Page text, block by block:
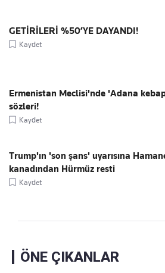
GETİRİLERİ %50’YE DAYANDI!
Kaydet
Ermenistan Meclisi'nde 'Adana
sözleri!
Kaydet
Trump'ın 'son şans' uyarısına
kanadından Hürmüz resti
Kaydet
ÖNE ÇIKANLAR